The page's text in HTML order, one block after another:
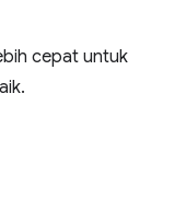
cepat untuk